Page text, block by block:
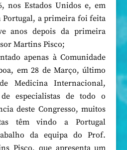
nos Estados Unidos e, em
Portugal, a primeira foi feita
anos depois da primeira
Martins Pisco;
apenas à Comunidade
em 28 de Março, último
Medicina Internacional,
especialistas de todo o
deste Congresso, muitos
têm vindo a Portugal
da equipa do Prof.
Pisco, que apresenta um